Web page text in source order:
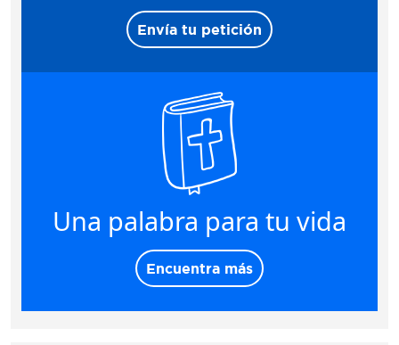
Envía tu petición
Una palabra para tu vida
Encuentra más